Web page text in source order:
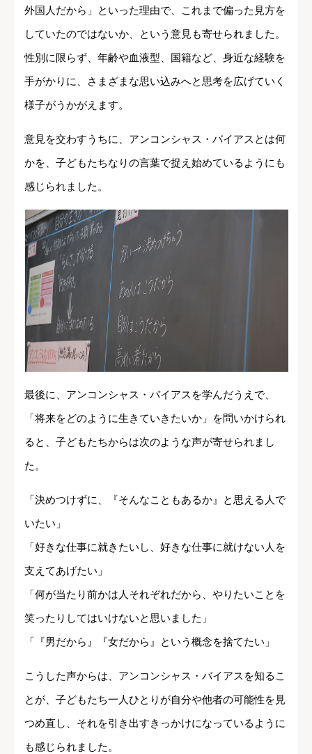
外国人だから」といった理由で、これまで偏った見方を
していたのではないか、という意見も寄せられました。
性別に限らず、年齢や血液型、国籍など、身近な経験を
手がかりに、さまざまな思い込みへと思考を広げていく
様子がうかがえます。
意見を交わすうちに、アンコンシャス・バイアスとは何
かを、子どもたちなりの言葉で捉え始めているようにも
感じられました。
最後に、アンコンシャス・バイアスを学んだうえで、
「将来をどのように生きていきたいか」を問いかけられ
ると、子どもたちからは次のような声が寄せられまし
た。
「決めつけずに、『そんなこともあるか』と思える人で
いたい」
「好きな仕事に就きたいし、好きな仕事に就けない人を
支えてあげたい」
「何が当たり前かは人それぞれだから、やりたいことを
笑ったりしてはいけないと思いました」
「『男だから』『女だから』という概念を捨てたい」
こうした声からは、アンコンシャス・バイアスを知るこ
とが、子どもたち一人ひとりが自分や他者の可能性を見
つめ直し、それを引き出すきっかけになっているように
も感じられました。